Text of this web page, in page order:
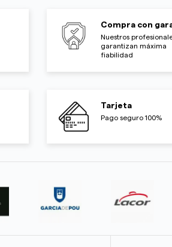
Compra con
Nuestros
garantizan máxima
fiabilidad
Tarjeta
Pago seguro 100%